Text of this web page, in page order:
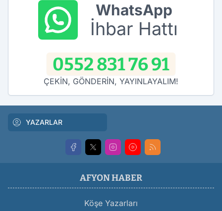
WhatsApp
İhbar Hattı
0552 831 76 91
ÇEKİN, GÖNDERİN, YAYINLAYALIM!
YAZARLAR
AFYON HABER
Köşe Yazarları